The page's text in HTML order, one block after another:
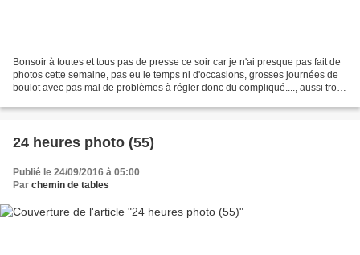
Bonsoir à toutes et tous pas de presse ce soir car je n'ai presque pas fait de
photos cette semaine, pas eu le temps ni d'occasions, grosses journées de
boulot avec pas mal de problèmes à régler donc du compliqué...., aussi trop
24 heures photo (55)
Publié le 24/09/2016 à 05:00
Par chemin de tables